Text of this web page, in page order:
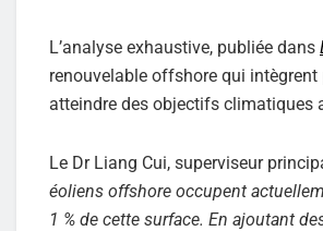
L’analyse exhaustive, publiée dans
renouvelable offshore qui
atteindre des objectifs climatiques
Le Dr Liang Cui, superviseur
éoliens offshore occupent
1 % de cette surface. En ajoutant